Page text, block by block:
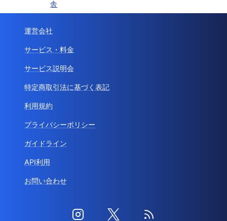
舎
運営会社
サービス・料金
サービス説明会
特定商取引法に基づく表記
利用規約
プライバシーポリシー
ガイドライン
API利用
お問い合わせ